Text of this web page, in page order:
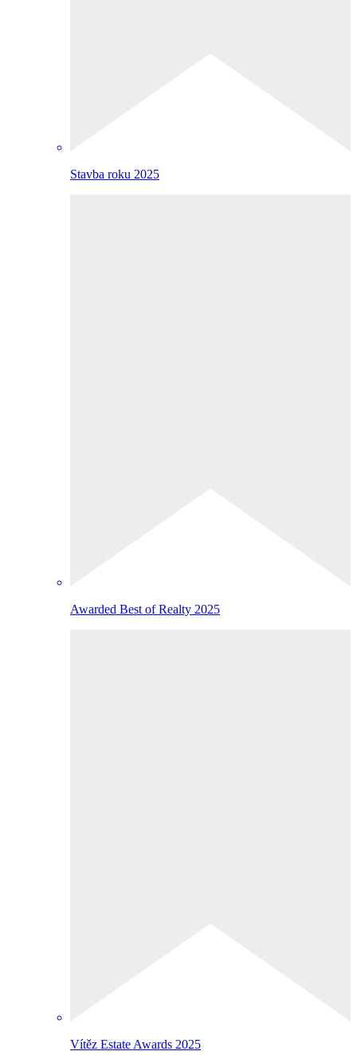
Stavba roku 2025
Awarded Best of Realty 2025
Vítěz Estate Awards 2025